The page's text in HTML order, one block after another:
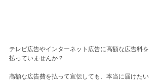
テレビ広告やインターネット広告に高額な広告料を
払っていませんか？
高額な広告費を払って宣伝しても、本当に届けたい